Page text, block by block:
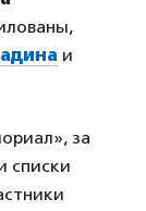
и
за
списки